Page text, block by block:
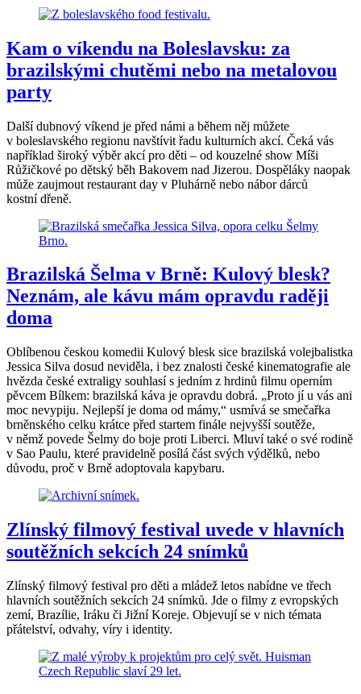
Kam o víkendu na Boleslavsku: za
brazilskými chutěmi nebo na metalovou
party
Další dubnový víkend je před námi a během něj můžete
v boleslavského regionu navštívit řadu kulturních akcí. Čeká vás
například široký výběr akcí pro děti – od kouzelné show Míši
Růžičkové po dětský běh Bakovem nad Jizerou. Dospěláky naopak
může zaujmout restaurant day v Pluhárně nebo nábor dárců
kostní dřeně.
Brazilská Šelma v Brně: Kulový blesk?
Neznám, ale kávu mám opravdu raději
doma
Oblíbenou českou komedii Kulový blesk sice brazilská volejbalistka
Jessica Silva dosud neviděla, i bez znalosti české kinematografie ale
hvězda české extraligy souhlasí s jedním z hrdinů filmu operním
pěvcem Bílkem: brazilská káva je opravdu dobrá. „Proto jí u vás ani
moc nevypiju. Nejlepší je doma od mámy,“ usmívá se smečařka
brněnského celku krátce před startem finále nejvyšší soutěže,
v němž povede Šelmy do boje proti Liberci. Mluví také o své rodině
v Sao Paulu, které pravidelně posílá část svých výdělků, nebo
důvodu, proč v Brně adoptovala kapybaru.
Zlínský filmový festival uvede v hlavních
soutěžních sekcích 24 snímků
Zlínský filmový festival pro děti a mládež letos nabídne ve třech
hlavních soutěžních sekcích 24 snímků. Jde o filmy z evropských
zemí, Brazílie, Iráku či Jižní Koreje. Objevují se v nich témata
přátelství, odvahy, víry i identity.